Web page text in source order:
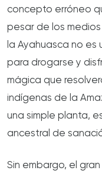
concepto erróneo
pesar de los
la Ayahuasca no
para drogarse y
mágica que
indígenas de la
una simple planta,
ancestral de
Sin embargo, el